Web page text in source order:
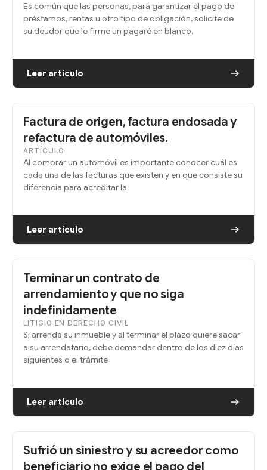
Es común que las personas, para garantizar el pago de
préstamos, rentas u otro tipo de obligación, solicite de
su deudor que le firme un pagaré en blanco.
Leer artículo
Factura de origen, factura endosada y
refactura de automóviles.
ARTÍCULO
Al comprar un automóvil es importante conocer cuál es
cada una de las facturas que existen y en que consiste su
diferencia para acreditar la
Leer artículo
Terminar un contrato de
arrendamiento y que no siga
indefinidamente
LITIGIO EN DERECHO CIVIL
Si arrenda su inmueble y al terminar el plazo quiere sacar
a su arrendatario, debe demandar dentro de los diez días
siguientes o el trámite
Leer artículo
Sufrió un siniestro y su acreedor como
beneficiario no exige el pago del